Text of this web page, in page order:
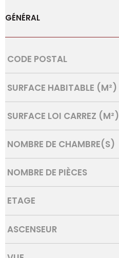
GÉNÉRAL
Caractérisque
CODE POSTAL
SURFACE HABITABLE (M²)
SURFACE LOI CARREZ (M²)
NOMBRE DE CHAMBRE(S)
NOMBRE DE PIÈCES
ETAGE
ASCENSEUR